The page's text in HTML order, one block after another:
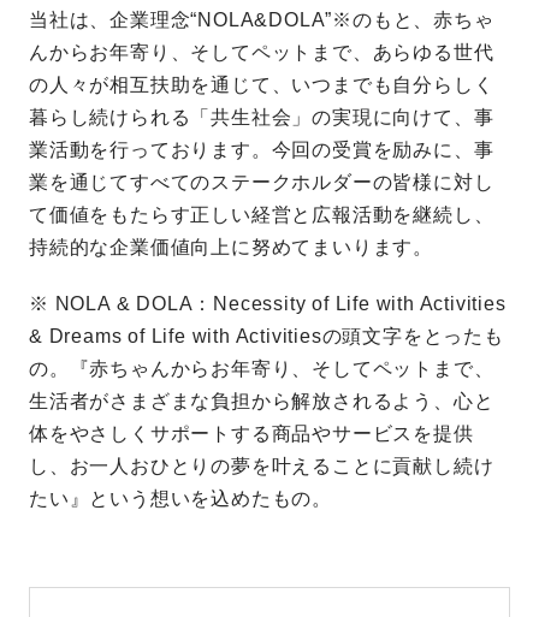
当社は、企業理念“NOLA&DOLA”※のもと、赤ちゃ
んからお年寄り、そしてペットまで、あらゆる世代
の人々が相互扶助を通じて、いつまでも自分らしく
暮らし続けられる「共生社会」の実現に向けて、事
業活動を行っております。今回の受賞を励みに、事
業を通じてすべてのステークホルダーの皆様に対し
て価値をもたらす正しい経営と広報活動を継続し、
持続的な企業価値向上に努めてまいります。
※ NOLA & DOLA：Necessity of Life with Activities
& Dreams of Life with Activitiesの頭文字をとったも
の。『赤ちゃんからお年寄り、そしてペットまで、
生活者がさまざまな負担から解放されるよう、心と
体をやさしくサポートする商品やサービスを提供
し、お一人おひとりの夢を叶えることに貢献し続け
たい』という想いを込めたもの。